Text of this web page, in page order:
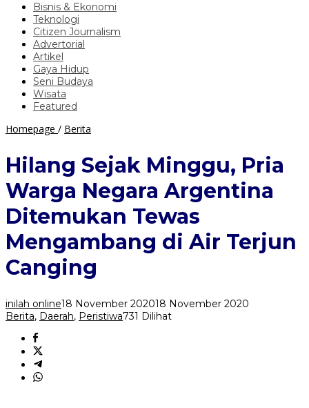
Bisnis & Ekonomi
Teknologi
Citizen Journalism
Advertorial
Artikel
Gaya Hidup
Seni Budaya
Wisata
Featured
Homepage / Berita
Minggu,
Pria
Warga
Negara
Argentina
Ditemukan
Tewas
Mengambang
Air
Canging
Hilang Sejak Minggu, Pria
Warga Negara Argentina
Ditemukan Tewas
Mengambang di Air Terjun
Canging
inilah online18 November 202018 November 2020
Berita, Daerah, Peristiwa731 Dilihat